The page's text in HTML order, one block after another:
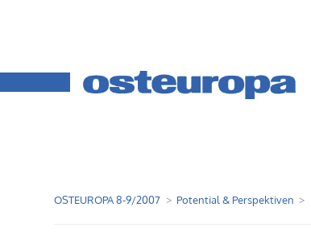
OSTEUROPA 8-9/2007 Potential & Perspektiven